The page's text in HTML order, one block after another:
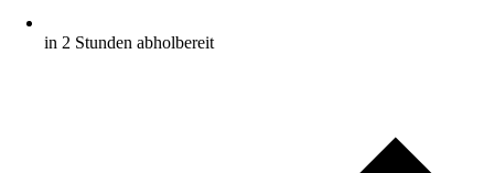
in 2 Stunden abholbereit